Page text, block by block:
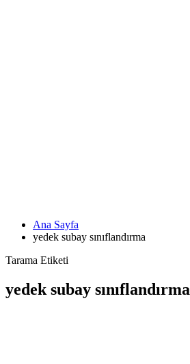
Ana Sayfa
yedek subay sınıflandırma
Tarama Etiketi
yedek subay sınıflandırma